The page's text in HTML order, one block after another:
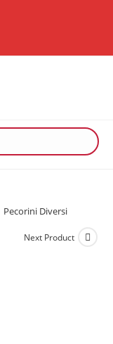
Pecorini Diversi
Next Product